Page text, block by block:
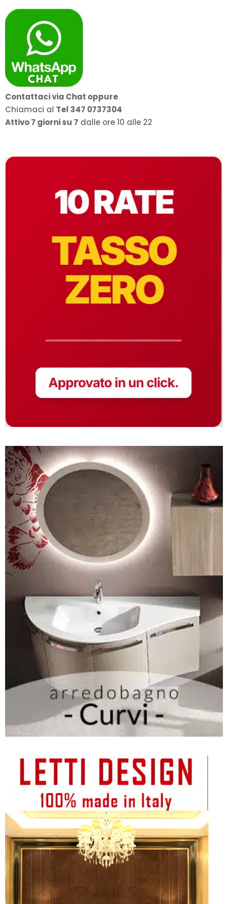
Contattaci via Chat oppure
Chiamaci al Tel 347 0737304
Attivo 7 giorni su 7 dalle ore 10 alle 22